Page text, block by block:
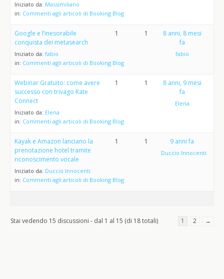
Iniziato da: Massimiliano
in: Commenti agli articoli di Booking Blog
Google e l’inesorabile
conquista dei metasearch
Iniziato da: fabio
in: Commenti agli articoli di Booking Blog
1 1
8 anni, 8 mesi
fa
fabio
Webinar Gratuito: come avere
successo con trivago Rate
Connect
Iniziato da: Elena
in: Commenti agli articoli di Booking Blog
1 1
8 anni, 9 mesi
fa
Elena
Kayak e Amazon lanciano la
prenotazione hotel tramite
riconoscimento vocale
Iniziato da: Duccio Innocenti
in: Commenti agli articoli di Booking Blog
1 1 9 anni fa
Duccio Innocenti
Stai vedendo 15 discussioni - dal 1 al 15 (di 18 totali) 1 2 →